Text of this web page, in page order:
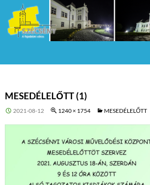
MESEDÉLELŐTT (1)
2021-08-12 1240 × 1754 MESEDÉLELŐTT